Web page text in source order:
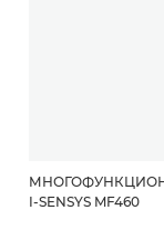
I-SENSYS MF460